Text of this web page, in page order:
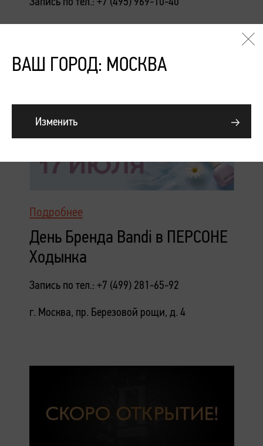
г. Москва, Каширское шоссе, д. 61 корп. 2, 4-й
Подробнее
День Бренда Bandi в ПЕРСОНЕ
Ходынка
Запись по тел.: +7 (499) 281-65-92
г. Москва, пр. Березовой рощи, д. 4
ВАШ ГОРОД: МОСКВА
Изменить